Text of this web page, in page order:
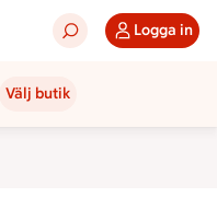
Logga in
Välj butik